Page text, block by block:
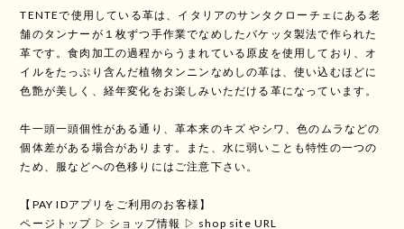
TENTEで使用している革は、イタリアのサンタクローチェにある老
舗のタンナーが１枚ずつ手作業でなめしたバケッタ製法で作られた
革です。食肉加工の過程からうまれている原皮を使用しており、オ
イルをたっぷり含んだ植物タンニンなめしの革は、使い込むほどに
色艶が美しく、経年変化をお楽しみいただける革になっています。
牛一頭一頭個性がある通り、革本来のキズ やシワ、色のムラなどの
個体差がある場合があります。また、水に弱いことも特性の一つの
ため、服などへの色移りにはご注意下さい。
【PAY IDアプリをご利用のお客様】
ページトップ ▷ ショップ情報 ▷ shop site URL